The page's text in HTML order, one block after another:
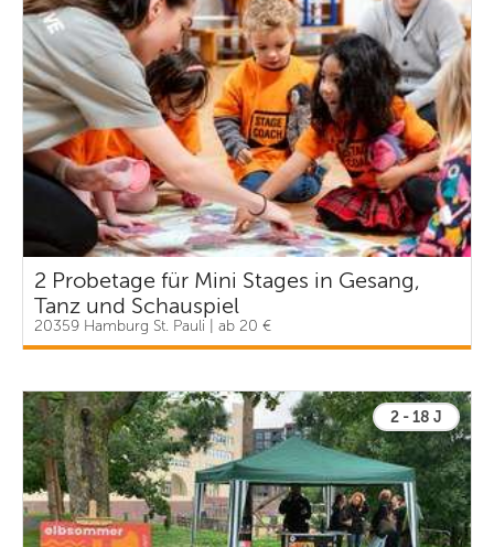
2 Probetage für Mini Stages in Gesang,
Tanz und Schauspiel
20359 Hamburg St. Pauli | ab 20 €
2 - 18 J